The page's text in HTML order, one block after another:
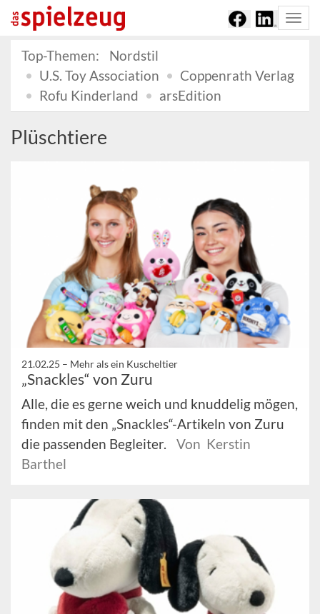
Top-Themen:
Nordstil
U.S. Toy Association
Coppenrath Verlag
Rofu Kinderland
arsEdition
Plüschtiere
21.02.25 – Mehr als ein Kuscheltier
„Snackles“ von Zuru
Alle, die es gerne weich und knuddelig mögen,
finden mit den „Snackles“-Artikeln von Zuru
die passenden Begleiter.
Von Kerstin
Barthel